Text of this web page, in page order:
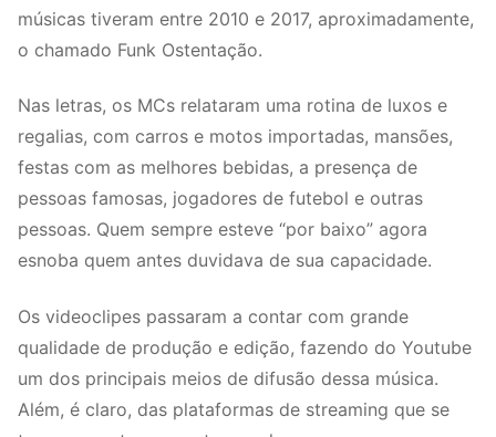
músicas tiveram entre 2010 e 2017, aproximadamente,
o chamado Funk Ostentação.
Nas letras, os MCs relataram uma rotina de luxos e
regalias, com carros e motos importadas, mansões,
festas com as melhores bebidas, a presença de
pessoas famosas, jogadores de futebol e outras
pessoas. Quem sempre esteve “por baixo” agora
esnoba quem antes duvidava de sua capacidade.
Os videoclipes passaram a contar com grande
qualidade de produção e edição, fazendo do Youtube
um dos principais meios de difusão dessa música.
Além, é claro, das plataformas de streaming que se